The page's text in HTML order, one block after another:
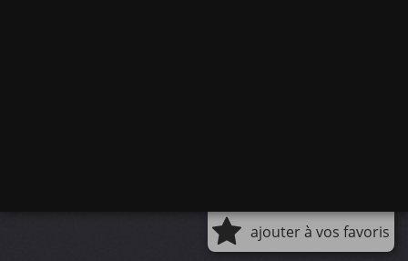
ajouter à vos favoris